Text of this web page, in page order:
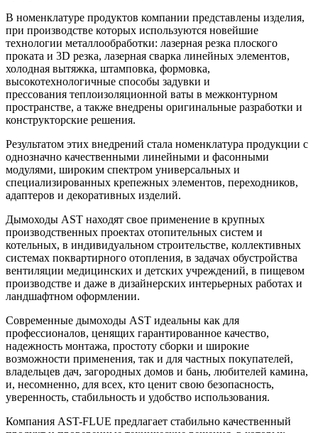
В номенклатуре продуктов компании представлены изделия,
при производстве которых используются новейшие
технологии металлообработки: лазерная резка плоского
проката и 3D резка, лазерная сварка линейных элементов,
холодная вытяжка, штамповка, формовка,
высокотехнологичные способы задувки и
прессования теплоизоляционной ваты в межконтурном
пространстве, а также внедрены оригинальные разработки и
конструкторские решения.
Результатом этих внедрений стала номенклатура продукции с
однозначно качественными линейными и фасонными
модулями, широким спектром универсальных и
специализированных крепежных элементов, переходников,
адаптеров и декоративных изделий.
Дымоходы AST находят свое применение в крупных
производственных проектах отопительных систем и
котельных, в индивидуальном строительстве, коллективных
системах поквартирного отопления, в задачах обустройства
вентиляции медицинских и детских учреждений, в пищевом
производстве и даже в дизайнерских интерьерных работах и
ландшафтном оформлении.
Современные дымоходы AST идеальны как для
профессионалов, ценящих гарантированное качество,
надежность монтажа, простоту сборки и широкие
возможности применения, так и для частных покупателей,
владельцев дач, загородных домов и бань, любителей камина,
и, несомненно, для всех, кто ценит свою безопасность,
уверенность, стабильность и удобство использования.
Компания AST-FLUE предлагает стабильно качественный